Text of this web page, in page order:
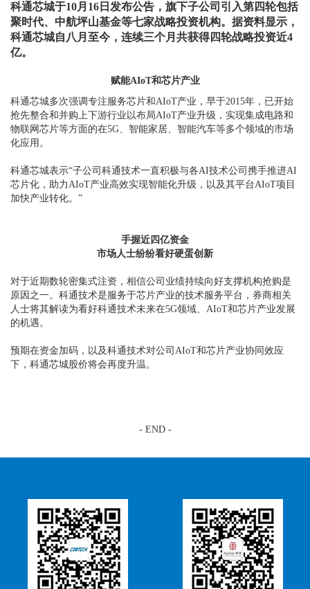
科通芯城于10月16日发布公告，旗下子公司引入第四轮包括
聚时代、中航坪山基金等七家战略投资机构。据资料显示，
科通芯城自八月至今，连续三个月共获得四轮战略投资近4
亿。
赋能AIoT和芯片产业
科通芯城多次强调专注服务芯片和AIoT产业，早于2015年，已开始
抢先整合和并购上下游行业以布局AIoT产业升级，实现集成电路和
物联网芯片等方面的在5G、智能家居、智能汽车等多个领域的市场
化应用。
科通芯城表示“子公司科通技术一直积极与各AI技术公司携手推进AI
芯片化，助力AIoT产业高效实现智能化升级，以及其平台AIoT项目
加快产业转化。”
手握近四亿资金
市场人士纷纷看好硬蛋创新
对于近期数轮密集式注资，相信公司业绩持续向好支撑机构抢购是
原因之一。科通技术是服务于芯片产业的技术服务平台，券商相关
人士将其解读为看好科通技术未来在5G领域、AIoT和芯片产业发展
的机遇。
预期在资金加码，以及科通技术对公司AIoT和芯片产业协同效应
下，科通芯城股价将会再度升温。
- END -